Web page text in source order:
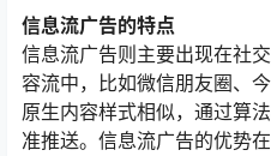
信息流广告的特点
信息流广告则主要出现在社
容流中，比如微信朋友圈、
原生内容样式相似，通过算
准推送。信息流广告的优势